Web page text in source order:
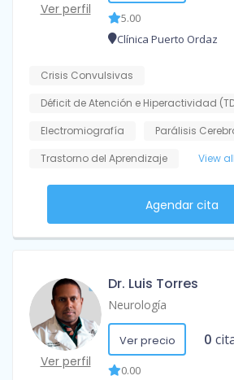
Ver perfil
5.00
Clínica Puerto Ordaz
Crisis Convulsivas
Déficit de Atención e Hiperactividad
Electromiografía
Parálisis
Trastorno del Aprendizaje
View all
Agendar cita
Ver perfil
Dr. Luis Torres
Neurología
Ver precio 0
0.00